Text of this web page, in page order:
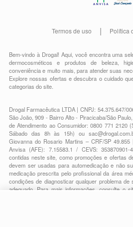
Termos de uso Política
Bem-vindo à Drogal! Aqui, você encontra uma
dermocosméticos e produtos de beleza,
conveniênciae muito mais, para atender suas
Explore nossas ofertas e descubra o cuidado
categorias do site.
Drogal Farmacêutica LTDA | CNPJ: 54.375.647/
São João, 909 - Bairro Alto - Piracicaba/São
de Atendimento ao Consumidor: 0800 771 2120
Sábado das 8h às 15h) ou
Giovanna do Rosario Martins – CRF/SP
Anvisa (AFE): 7.15583.1 / CEVS: 353870901-
contidas neste site, como promoções e ofertas
devem ser usadas para automedicação e não
medicação prescrita pelo profissional da área
condições de diagnosticar qualquer problema
adequado. Para mais informações, consulte o